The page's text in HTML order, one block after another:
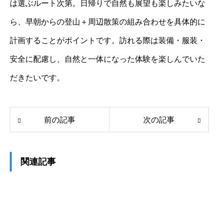
は選ぶルート次第。日帰りで自然も展望も楽しみたいな
ら、早朝からの登山＋周辺散策の組み合わせを具体的に
計画することがポイントです。訪れる際は装備・服装・
安全に配慮し、自然と一体になった体験を楽しんでいた
だきたいです。
前の記事 次の記事
関連記事